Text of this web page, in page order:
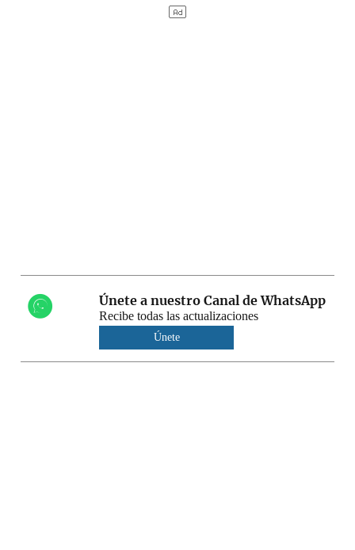
Únete a nuestro Canal de WhatsApp
Recibe todas las actualizaciones
Únete